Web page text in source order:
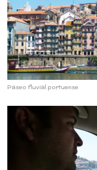
Paseo fluvial portuense